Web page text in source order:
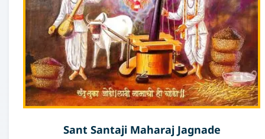
Sant Santaji Maharaj Jagnade